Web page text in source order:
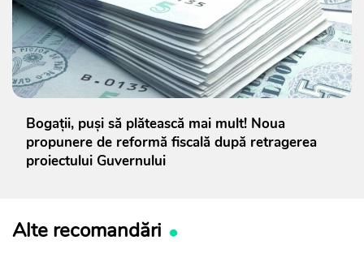
Bogații, puși să plătească mai mult! Noua
propunere de reformă fiscală după retragerea
proiectului Guvernului
Alte recomandări